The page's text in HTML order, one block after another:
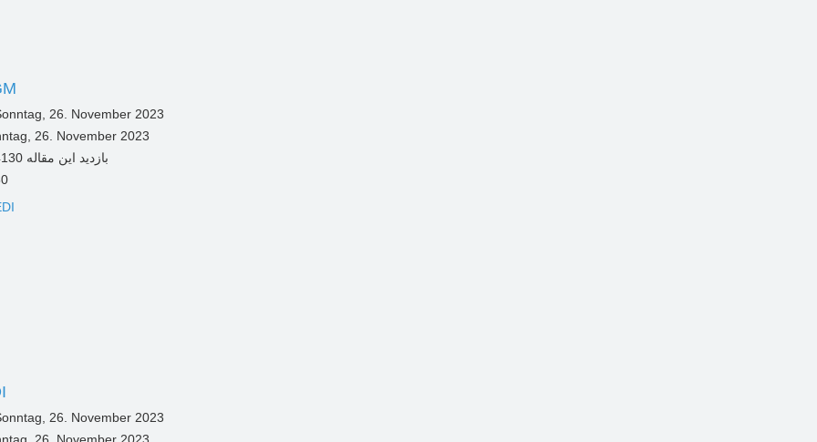
26. November 2023